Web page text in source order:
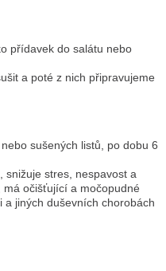
přídavek do salátu nebo
a poté z nich připravujeme
sušených listů, po dobu 6
snižuje stres, nespavost a
očišťující a močopudné
a jiných duševních chorobách